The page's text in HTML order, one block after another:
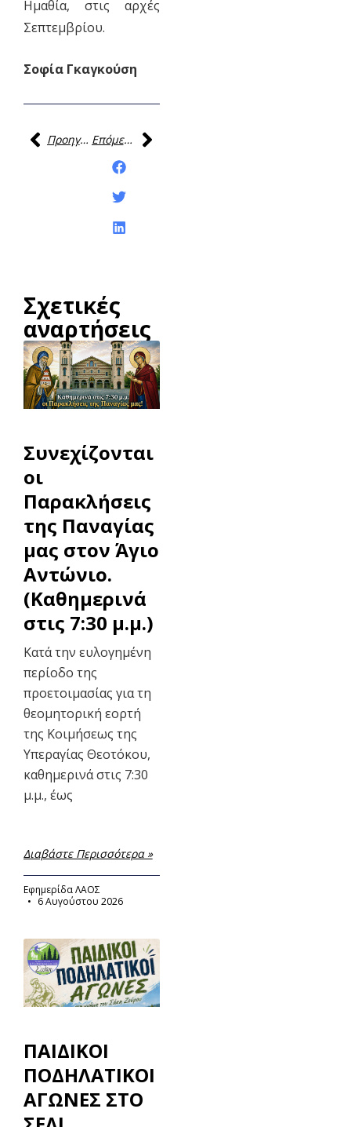
Ημαθία, στις αρχές
Σεπτεμβρίου.
Σοφία Γκαγκούση
Προηγούμενη
Επόμενη
Σχετικές
αναρτήσεις
Συνεχίζονται
οι
Παρακλήσεις
της Παναγίας
μας στον Άγιο
Αντώνιο.
(Καθημερινά
στις 7:30 μ.μ.)
Κατά την ευλογημένη
περίοδο της
προετοιμασίας για τη
θεομητορική εορτή
της Κοιμήσεως της
Υπεραγίας Θεοτόκου,
καθημερινά στις 7:30
μ.μ., έως
Διαβάστε Περισσότερα »
Εφημερίδα ΛΑΟΣ
6 Αυγούστου 2026
ΠΑΙΔΙΚΟΙ
ΠΟΔΗΛΑΤΙΚΟΙ
ΑΓΩΝΕΣ ΣΤΟ